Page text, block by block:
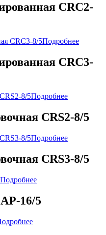
CRC2-
Подробнее
CRC3-
Подробнее
CRS2-8/5
Подробнее
CRS3-8/5
Подробнее
16/5